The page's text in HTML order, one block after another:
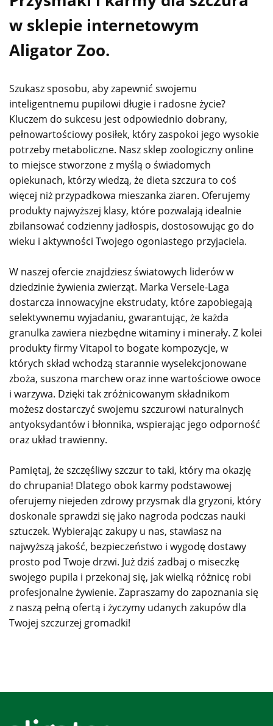
w sklepie internetowym
Aligator Zoo.
Szukasz sposobu, aby zapewnić swojemu
inteligentnemu pupilowi długie i radosne życie?
Kluczem do sukcesu jest odpowiednio dobrany,
pełnowartościowy posiłek, który zaspokoi jego wysokie
potrzeby metaboliczne. Nasz sklep zoologiczny online
to miejsce stworzone z myślą o świadomych
opiekunach, którzy wiedzą, że dieta szczura to coś
więcej niż przypadkowa mieszanka ziaren. Oferujemy
produkty najwyższej klasy, które pozwalają idealnie
zbilansować codzienny jadłospis, dostosowując go do
wieku i aktywności Twojego ogoniastego przyjaciela.
W naszej ofercie znajdziesz światowych liderów w
dziedzinie żywienia zwierząt. Marka Versele-Laga
dostarcza innowacyjne ekstrudaty, które zapobiegają
selektywnemu wyjadaniu, gwarantując, że każda
granulka zawiera niezbędne witaminy i minerały. Z kolei
produkty firmy Vitapol to bogate kompozycje, w
których skład wchodzą starannie wyselekcjonowane
zboża, suszona marchew oraz inne wartościowe owoce
i warzywa. Dzięki tak zróżnicowanym składnikom
możesz dostarczyć swojemu szczurowi naturalnych
antyoksydantów i błonnika, wspierając jego odporność
oraz układ trawienny.
Pamiętaj, że szczęśliwy szczur to taki, który ma okazję
do chrupania! Dlatego obok karmy podstawowej
oferujemy niejeden zdrowy przysmak dla gryzoni, który
doskonale sprawdzi się jako nagroda podczas nauki
sztuczek. Wybierając zakupy u nas, stawiasz na
najwyższą jakość, bezpieczeństwo i wygodę dostawy
prosto pod Twoje drzwi. Już dziś zadbaj o miseczkę
swojego pupila i przekonaj się, jak wielką różnicę robi
profesjonalne żywienie. Zapraszamy do zapoznania się
z naszą pełną ofertą i życzymy udanych zakupów dla
Twojej szczurzej gromadki!